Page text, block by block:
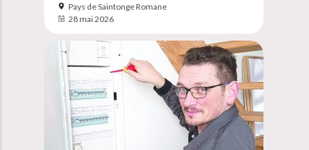
Pays de Saintonge Romane
28 mai 2026